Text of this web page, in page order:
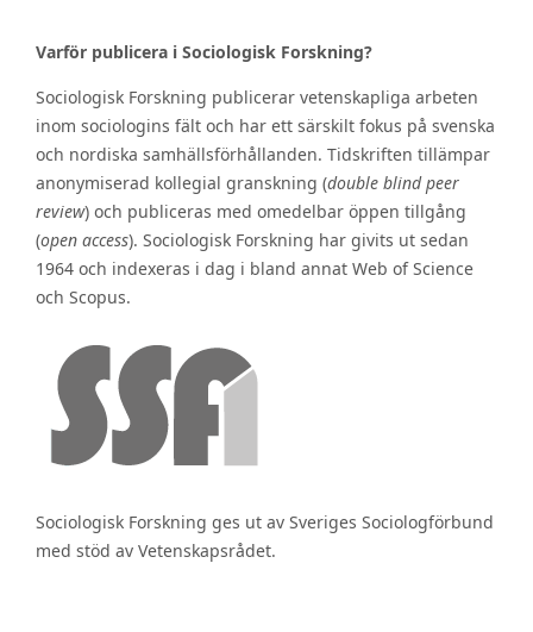
Varför publicera i Sociologisk Forskning?
Sociologisk Forskning publicerar vetenskapliga arbeten
inom sociologins fält och har ett särskilt fokus på svenska
och nordiska samhällsförhållanden. Tidskriften tillämpar
anonymiserad kollegial granskning (double blind peer
review) och publiceras med omedelbar öppen tillgång
(open access). Sociologisk Forskning har givits ut sedan
1964 och indexeras i dag i bland annat Web of Science
och Scopus.
Sociologisk Forskning ges ut av Sveriges Sociologförbund
med stöd av Vetenskapsrådet.